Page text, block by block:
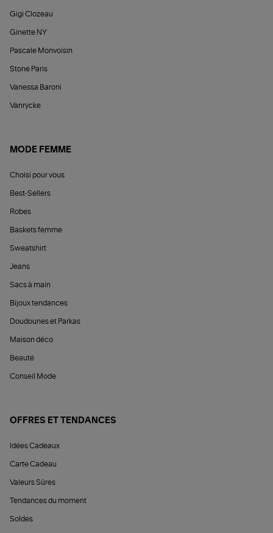
Gigi Clozeau
Ginette NY
Pascale Monvoisin
Stone Paris
Vanessa Baroni
Vanrycke
MODE FEMME
Choisi pour vous
Best-Sellers
Robes
Baskets femme
Sweatshirt
Jeans
Sacs à main
Bijoux tendances
Doudounes et Parkas
Maison déco
Beauté
Conseil Mode
OFFRES ET TENDANCES
Idées Cadeaux
Carte Cadeau
Valeurs Sûres
Tendances du moment
Soldes